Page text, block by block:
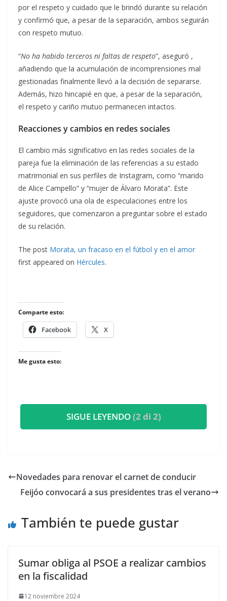
por el respeto y cuidado que le brindó durante su relación
y confirmó que, a pesar de la separación, ambos seguirán
con respeto mutuo.
“No ha habido terceros ni faltas de respeto”, aseguró ,
añadiendo que la acumulación de incomprensiones mal
gestionadas finalmente llevó a la decisión de separarse.
Además, hizo hincapié en que, a pesar de la separación,
el respeto y cariño mutuo permanecen intactos.
Reacciones y cambios en redes sociales
El cambio más significativo en las redes sociales de la
pareja fue la eliminación de las referencias a su estado
matrimonial en sus perfiles de Instagram, como “marido
de Alice Campello” y “mujer de Álvaro Morata”. Este
ajuste provocó una ola de especulaciones entre los
seguidores, que comenzaron a preguntar sobre el estado
de su relación.
The post Morata, un fracaso en el fútbol y en el amor
first appeared on Hércules.
Comparte esto:
Facebook X
Me gusta esto:
SIGUE LEYENDO(2 di 2)
Novedades para renovar el carnet de conducir
Feijóo convocará a sus presidentes tras el verano
También te puede gustar
Sumar obliga al PSOE a realizar cambios
en la fiscalidad
12 noviembre 2024